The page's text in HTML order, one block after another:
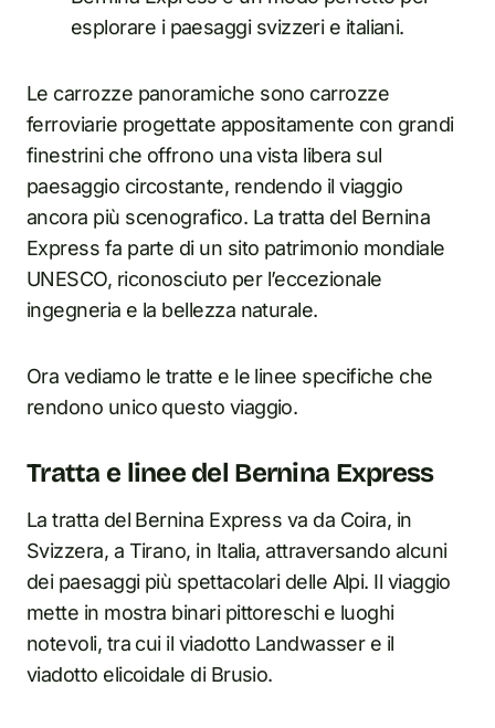
esplorare i paesaggi svizzeri e italiani.
Le carrozze panoramiche sono carrozze
ferroviarie progettate appositamente con grandi
finestrini che offrono una vista libera sul
paesaggio circostante, rendendo il viaggio
ancora più scenografico. La tratta del Bernina
Express fa parte di un sito patrimonio mondiale
UNESCO, riconosciuto per l’eccezionale
ingegneria e la bellezza naturale.
Ora vediamo le tratte e le linee specifiche che
rendono unico questo viaggio.
Tratta e linee del Bernina Express
La tratta del Bernina Express va da Coira, in
Svizzera, a Tirano, in Italia, attraversando alcuni
dei paesaggi più spettacolari delle Alpi. Il viaggio
mette in mostra binari pittoreschi e luoghi
notevoli, tra cui il viadotto Landwasser e il
viadotto elicoidale di Brusio.